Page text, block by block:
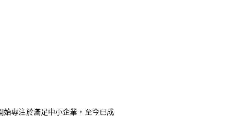
始專注於滿足中小企業，至今已成